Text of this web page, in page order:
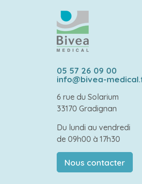
05 57 26 09 00
info@bivea-
6 rue du Solarium
33170 Gradignan
Du lundi au vendredi
de 09h00 à 17h30
Nous contacter